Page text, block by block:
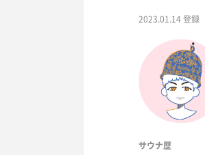
2023.01.14 登録
サウナ歴